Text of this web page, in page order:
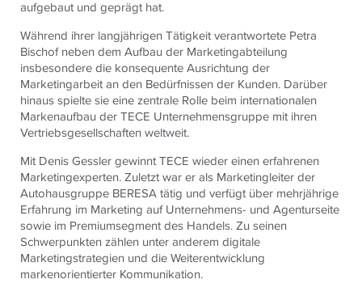
aufgebaut und geprägt hat.
Während ihrer langjährigen Tätigkeit verantwortete Petra
Bischof neben dem Aufbau der Marketingabteilung
insbesondere die konsequente Ausrichtung der
Marketingarbeit an den Bedürfnissen der Kunden. Darüber
hinaus spielte sie eine zentrale Rolle beim internationalen
Markenaufbau der TECE Unternehmensgruppe mit ihren
Vertriebsgesellschaften weltweit.
Mit Denis Gessler gewinnt TECE wieder einen erfahrenen
Marketingexperten. Zuletzt war er als Marketingleiter der
Autohausgruppe BERESA tätig und verfügt über mehrjährige
Erfahrung im Marketing auf Unternehmens- und Agenturseite
sowie im Premiumsegment des Handels. Zu seinen
Schwerpunkten zählen unter anderem digitale
Marketingstrategien und die Weiterentwicklung
markenorientierter Kommunikation.